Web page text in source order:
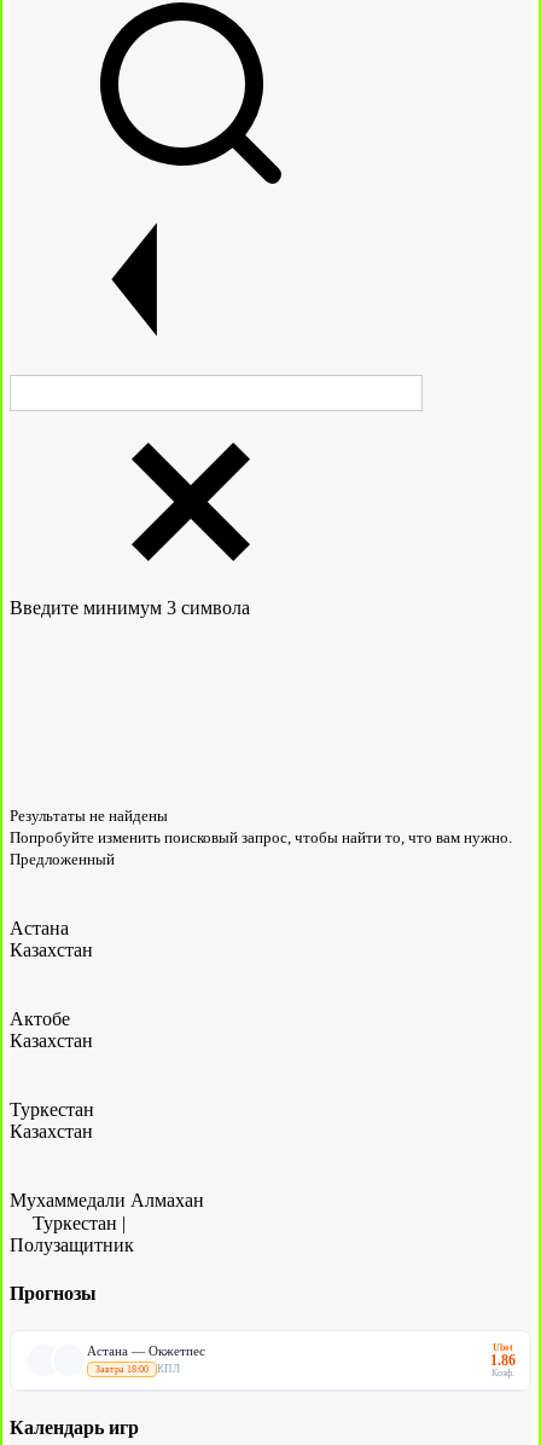
Введите минимум 3 символа
Результаты не найдены
Попробуйте изменить поисковый запрос, чтобы найти то, что вам нужно.
Предложенный
Астана
Казахстан
Актобе
Казахстан
Туркестан
Казахстан
Мухаммедали Алмахан
Туркестан |
Полузащитник
Прогнозы
Астана — Окжетпес
Завтра 18:00 КПЛ
Ubet
1.86
Коэф.
Календарь игр